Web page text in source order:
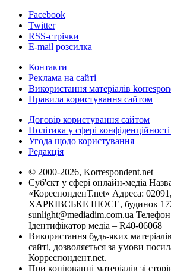
Facebook
Twitter
RSS-стрічки
E-mail розсилка
Контакти
Реклама на сайті
Використання матеріалів
Правила користування сайтом
Договір користування сайтом
Політика у сфері
Угода щодо користування
Редакція
© 2000-2026, Korrespondent.net
Суб'єкт у сфері онлайн-медіа
«КореспонденТ.net» Адреса:
ХАРКІВСЬКЕ ШОСЕ, будинок
sunlight@mediadim.com.ua
Ідентифікатор медіа – R40-06068
Використання будь-яких
сайті, дозволяється за умови
Корреспондент.net.
При копіюванні матеріалів зі